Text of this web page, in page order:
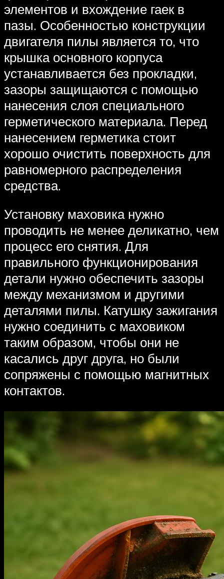
элементов и вхождение гаек в
пазы. Особенностью конструкции
двигателя пилы является то, что
крышка основного корпуса
устанавливается без прокладки,
зазоры защищаются с помощью
нанесения слоя специального
герметического материала. Перед
нанесением герметика стоит
хорошо очистить поверхность для
равномерного распределения
средства.
Установку маховика нужно
проводить не менее деликатно, чем
процесс его снятия. Для
правильного функционирования
детали нужно обеспечить зазоры
между механизмом и другими
деталями пилы. Катушку зажигания
нужно соединить с маховиком
таким образом, чтобы они не
касались друг друга, но были
сопряжены с помощью магнитных
контактов.